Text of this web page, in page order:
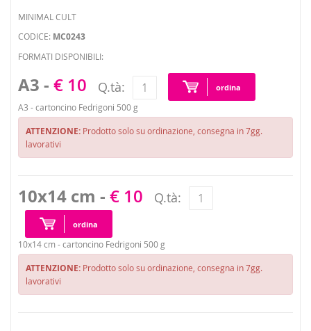
MINIMAL CULT
CODICE: MC0243
FORMATI DISPONIBILI:
A3 - € 10 Q.tà: ordina
A3 - cartoncino Fedrigoni 500 g
ATTENZIONE: Prodotto solo su ordinazione, consegna in 7gg.
lavorativi
10x14 cm - € 10 Q.tà:
ordina
10x14 cm - cartoncino Fedrigoni 500 g
ATTENZIONE: Prodotto solo su ordinazione, consegna in 7gg.
lavorativi